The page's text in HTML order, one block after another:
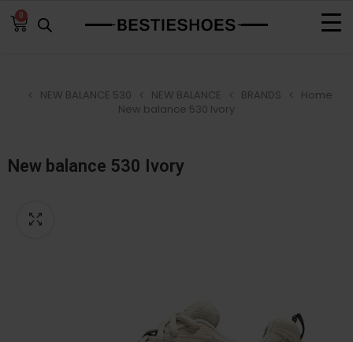
0
Home
BRANDS
NEW BALANCE
NEW BALANCE 530
New balance 530 Ivory
New balance 530 Ivory